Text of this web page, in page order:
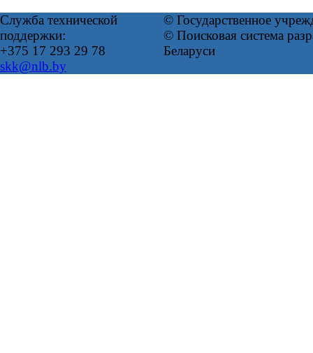
Служба технической
поддержки:
+375 17 293 29 78
skk@nlb.by
© Государственное
© Поисковая система
Беларуси